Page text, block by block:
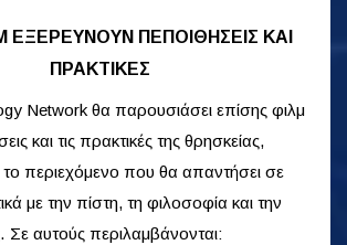
ΕΞΕΡΕΥΝΟΥΝ ΠΕΠΟΙΘΗΣΕΙΣ ΚΑΙ
ΠΡΑΚΤΙΚΕΣ
Network θα παρουσιάσει επίσης φιλμ
και τις πρακτικές της θρησκείας,
περιεχόμενο που θα απαντήσει σε
με την πίστη, τη φιλοσοφία και την
Σε αυτούς περιλαμβάνονται: